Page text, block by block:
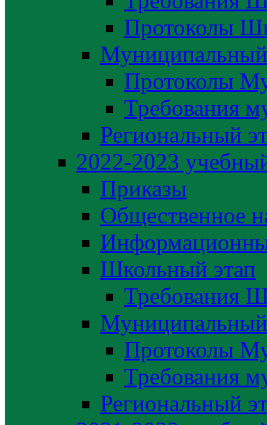
Протоколы
Муниципальный
Протоколы
Требования
Региональный
2022-2023
Приказы
Общественное
Школьный этап
Требования
Муниципальный
Протоколы
Требования
Региональный